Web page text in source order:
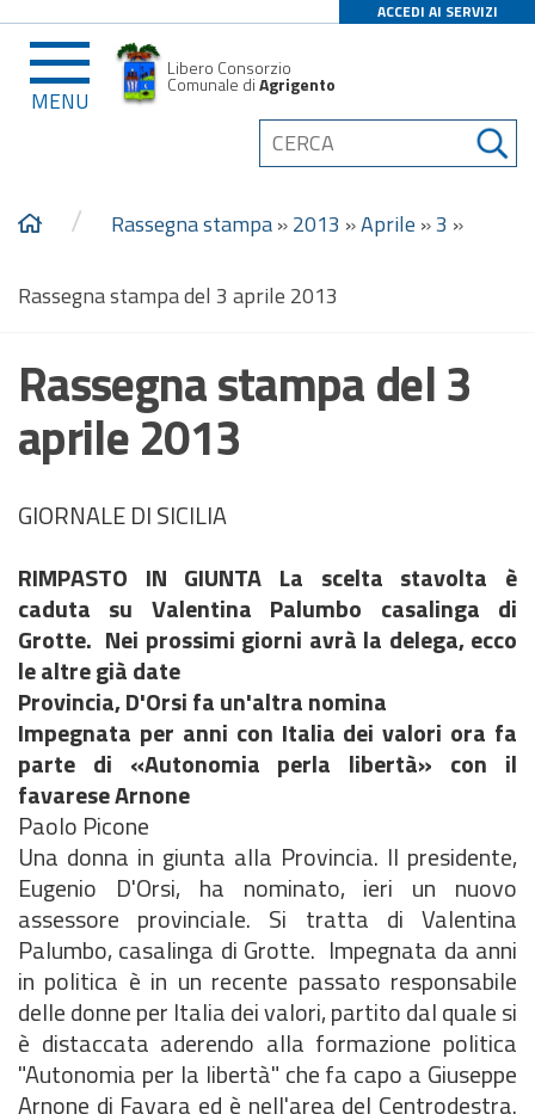
ACCEDI AI SERVIZI
MENU
Libero Consorzio
Comunale diAgrigento
/ Rassegna stampa»2013 »Aprile »3 »
Rassegna stampa del 3 aprile 2013
Rassegna stampa del 3
aprile 2013
GIORNALE DI SICILIA
RIMPASTO IN GIUNTA La scelta stavolta è
caduta su Valentina Palumbo casalinga di
Grotte. Nei prossimi giorni avrà la delega, ecco
le altre già date
Provincia, D'Orsi fa un'altra nomina
Impegnata per anni con Italia dei valori ora fa
parte di «Autonomia perla libertà» con il
favarese Arnone
Paolo Picone
Una donna in giunta alla Provincia. Il presidente,
Eugenio D'Orsi, ha nominato, ieri un nuovo
assessore provinciale. Si tratta di Valentina
Palumbo, casalinga di Grotte. Impegnata da anni
in politica è in un recente passato responsabile
delle donne per Italia dei valori, partito dal quale si
è distaccata aderendo alla formazione politica
"Autonomia per la libertà" che fa capo a Giuseppe
Arnone di Favara ed è nell'area del Centrodestra.